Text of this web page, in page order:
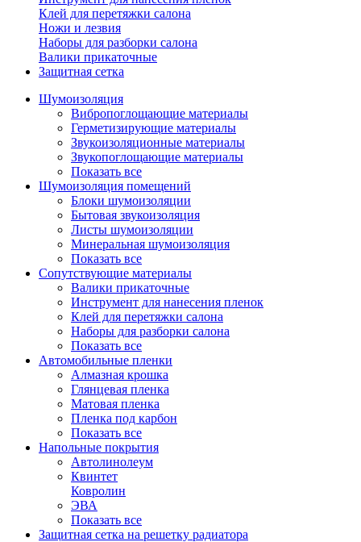
Клей для перетяжки салона
Ножи и лезвия
Наборы для разборки салона
Валики прикаточные
Защитная сетка
Шумоизоляция
Вибропоглощающие материалы
Герметизирующие материалы
Звукоизоляционные материалы
Звукопоглощающие материалы
Показать все
Шумоизоляция помещений
Блоки шумоизоляции
Бытовая звукоизоляция
Листы шумоизоляции
Минеральная шумоизоляция
Показать все
Сопутствующие материалы
Валики прикаточные
Инструмент для нанесения пленок
Клей для перетяжки салона
Наборы для разборки салона
Показать все
Автомобильные пленки
Алмазная крошка
Глянцевая пленка
Матовая пленка
Пленка под карбон
Показать все
Напольные покрытия
Автолинолеум
Квинтет
Ковролин
ЭВА
Показать все
Защитная сетка на решетку радиатора